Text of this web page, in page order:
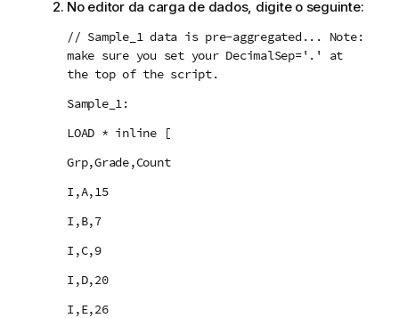
No editor da carga de dados, digite o seguinte:
// Sample_1 data is pre-aggregated... Note:
make sure you set your DecimalSep='.' at
the top of the script.
Sample_1:
LOAD * inline [
Grp,Grade,Count
I,A,15
I,B,7
I,C,9
I,D,20
I,E,26